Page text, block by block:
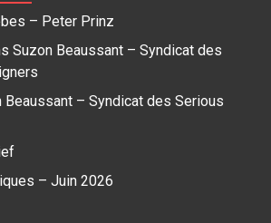
– Peter Prinz
Suzon Beaussant – Syndicat des
Beaussant – Syndicat des Serious
– Juin 2026